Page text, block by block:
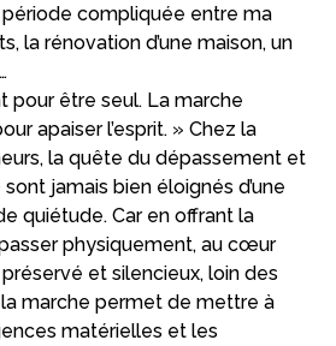
période compliquée entre ma
la rénovation d’une maison, un
pour être seul. La marche
apaiser l’esprit. » Chez la
la quête du dépassement et
jamais bien éloignés d’une
quiétude. Car en offrant la
physiquement, au cœur
et silencieux, loin des
marche permet de mettre à
matérielles et les